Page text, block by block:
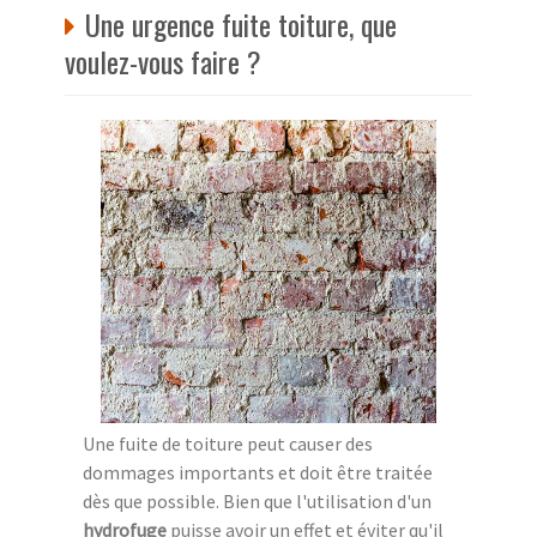
Une urgence fuite toiture, que
voulez-vous faire ?
Une fuite de toiture peut causer des
dommages importants et doit être traitée
dès que possible. Bien que l'utilisation d'un
hydrofuge puisse avoir un effet et éviter qu'il